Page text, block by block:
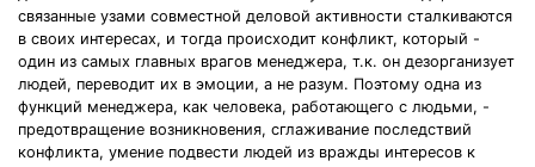
связанные узами совместной деловой активности сталкиваются
в своих интересах, и тогда происходит конфликт, который -
один из самых главных врагов менеджера, т.к. он дезорганизует
людей, переводит их в эмоции, а не разум. Поэтому одна из
функций менеджера, как человека, работающего с людьми, -
предотвращение возникновения, сглаживание последствий
конфликта, умение подвести людей из вражды интересов к